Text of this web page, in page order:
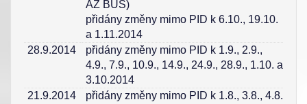
AZ BUS)
přidány změny mimo PID k 6.10., 19.10.
a 1.11.2014
28.9.2014
přidány změny mimo PID k 1.9., 2.9.,
4.9., 7.9., 10.9., 14.9., 24.9., 28.9., 1.10. a
3.10.2014
21.9.2014
přidány změny mimo PID k 1.8., 3.8., 4.8.